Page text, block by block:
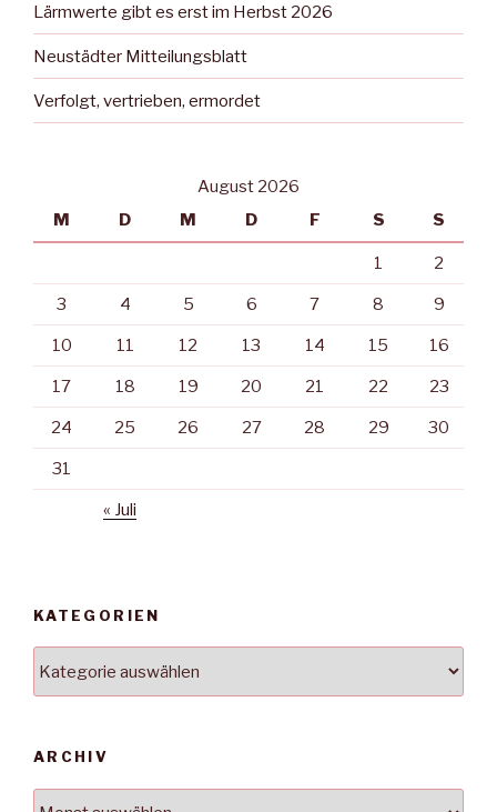
Lärmwerte gibt es erst im Herbst 2026
Neustädter Mitteilungsblatt
Verfolgt, vertrieben, ermordet
August 2026
M
D M D F S S
1 2
3 4 5 6 7 8 9
10 11 12 13 14 15 16
17 18 19 20 21 22 23
24 25 26 27 28 29 30
31
« Juli
KATEGORIEN
ARCHIV